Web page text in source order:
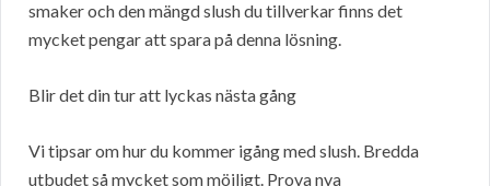
smaker och den mängd slush du tillverkar finns det
mycket pengar att spara på denna lösning.
Blir det din tur att lyckas nästa gång
Vi tipsar om hur du kommer igång med slush. Bredda
utbudet så mycket som möjligt. Prova nya